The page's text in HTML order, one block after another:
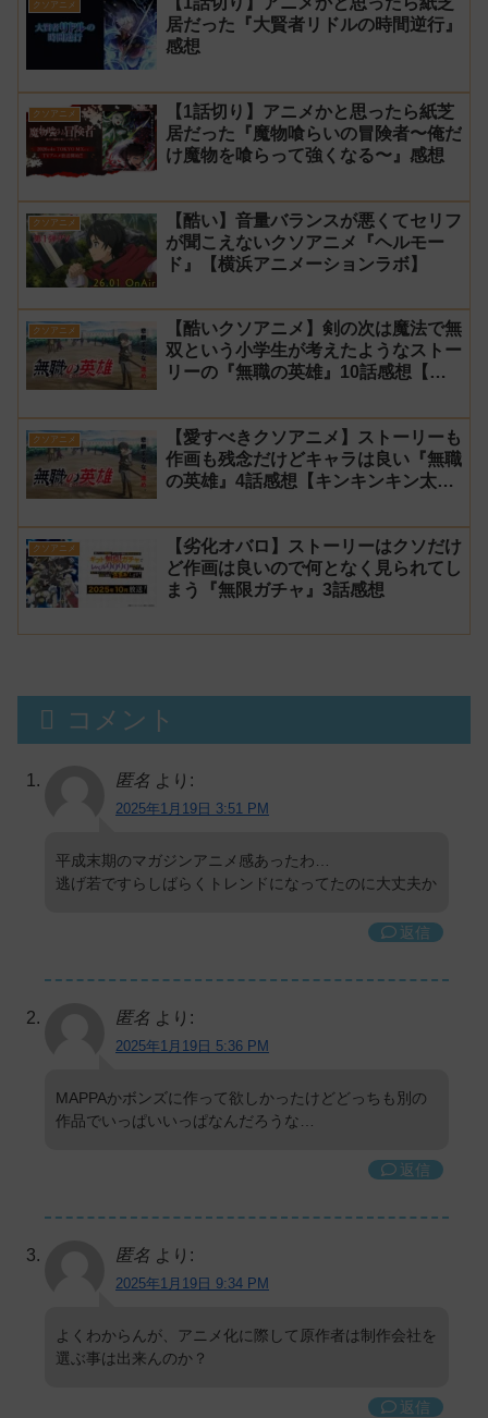
クソアニメ
居だった『大賢者リドルの時間逆行』
感想
クソアニメ
【1話切り】アニメかと思ったら紙芝
居だった『魔物喰らいの冒険者〜俺だ
け魔物を喰らって強くなる〜』感想
クソアニメ
【酷い】音量バランスが悪くてセリフ
が聞こえないクソアニメ『ヘルモー
ド』【横浜アニメーションラボ】
クソアニメ
【酷いクソアニメ】剣の次は魔法で無
双という小学生が考えたようなストー
リーの『無職の英雄』10話感想【キ
クソアニメ
【愛すべきクソアニメ】ストーリーも
作画も残念だけどキャラは良い『無職
の英雄』4話感想【キンキンキン太
クソアニメ
【劣化オバロ】ストーリーはクソだけ
ど作画は良いので何となく見られてし
まう『無限ガチャ』3話感想
コメント
匿名 より:
2025年1月19日 3:51 PM
平成末期のマガジンアニメ感あったわ…
逃げ若ですらしばらくトレンドになってたのに大丈夫か
返信
匿名 より:
2025年1月19日 5:36 PM
MAPPAかボンズに作って欲しかったけどどっちも別の
作品でいっぱいいっぱなんだろうな…
返信
匿名 より:
2025年1月19日 9:34 PM
よくわからんが、アニメ化に際して原作者は制作会社を
選ぶ事は出来んのか？
返信